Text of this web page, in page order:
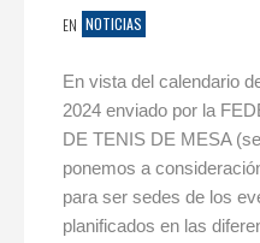
EN NOTICIAS
En vista del calendario
2024 enviado por la
DE TENIS DE MESA
ponemos a
para ser sedes de los
planificados en las